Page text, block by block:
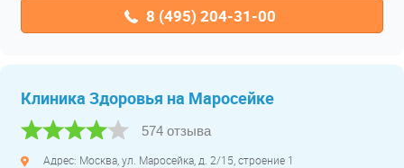
8 (495) 204-31-00
Клиника Здоровья на Маросейке
574 отзыва
Адрес: Москва, ул. Маросейка, д. 2/15, строение 1